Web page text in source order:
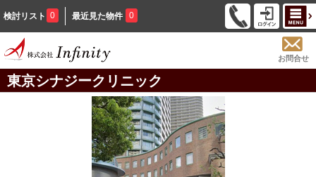
検討リスト 0 最近見た物件 0
お問合せ
東京シナジークリニック